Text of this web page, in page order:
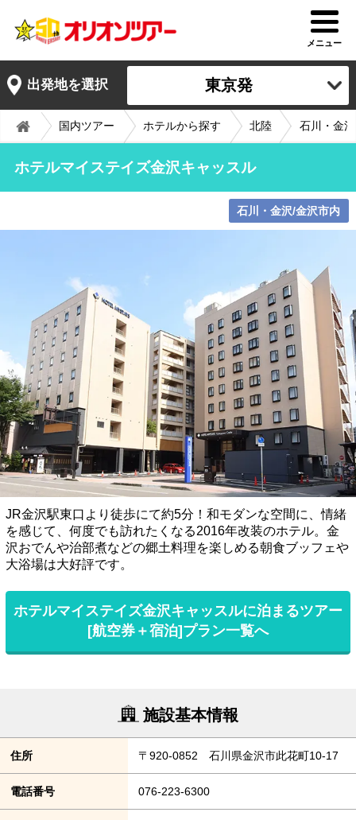
メニュー
出発地を選択 東京発
国内ツアー ホテルから探す 北陸 石川・金沢
ホテルマイステイズ金沢キャッスル
石川・金沢/金沢市内
JR金沢駅東口より徒歩にて約5分！和モダンな空間に、情緒
を感じて、何度でも訪れたくなる2016年改装のホテル。金
沢おでんや治部煮などの郷土料理を楽しめる朝食ブッフェや
大浴場は大好評です。
ホテルマイステイズ金沢キャッスルに泊まるツアー
[航空券＋宿泊]プラン一覧へ
施設基本情報
住所 〒920-0852 石川県金沢市此花町10-17
電話番号 076-223-6300